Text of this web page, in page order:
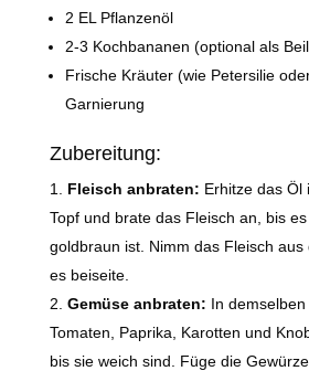
2 EL Pflanzenöl
2-3 Kochbananen (optional als
Frische Kräuter (wie Petersilie
Garnierung
Zubereitung:
Fleisch anbraten: Erhitze das Öl
Topf und brate das Fleisch an, bis
goldbraun ist. Nimm das Fleisch aus
es beiseite.
Gemüse anbraten: In demselben
Tomaten, Paprika, Karotten und
bis sie weich sind. Füge die